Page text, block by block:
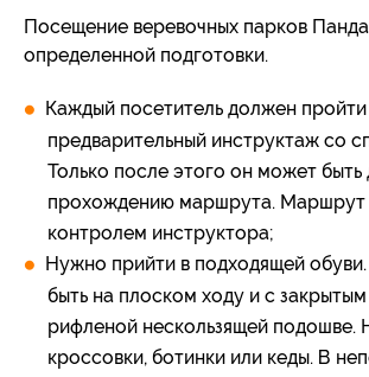
Посещение веревочных парков
определенной подготовки.
Каждый посетитель должен пройти
предварительный инструктаж со
Только после этого он может
прохождению маршрута. Маршрут
контролем инструктора;
Нужно прийти в подходящей
быть на плоском ходу и с
рифленой нескользящей подошве.
кроссовки, ботинки или кеды. В